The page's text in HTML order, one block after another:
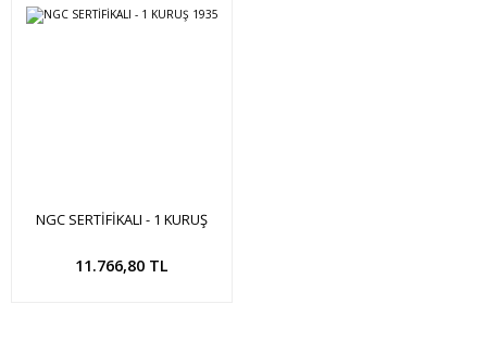
NGC SERTİFİKALI - 1 KURUŞ
11.766,80 TL
Sepete Ekle